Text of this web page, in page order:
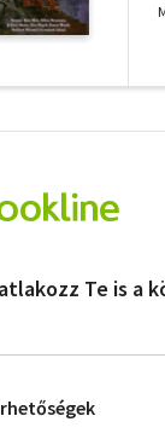
Te is a